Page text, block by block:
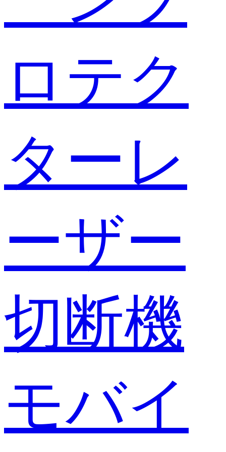
ロテク
ターレ
ーザー
切断機
モバイ